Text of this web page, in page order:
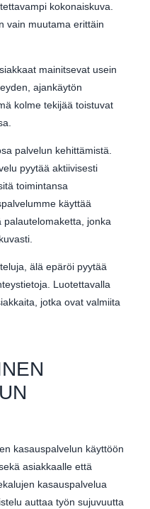
kokonaiskuva.
vain muutama erittäin
mainitsevat usein
ajankäytön
kolme tekijää toistuvat
palvelun kehittämistä.
pyytää aktiivisesti
toimintansa
käyttää
palautelomaketta, jonka
älä epäröi pyytää
Luotettavalla
jotka ovat valmiita
kasauspalvelun käyttöön
asiakkaalle että
kasauspalvelua
auttaa työn sujuvuutta